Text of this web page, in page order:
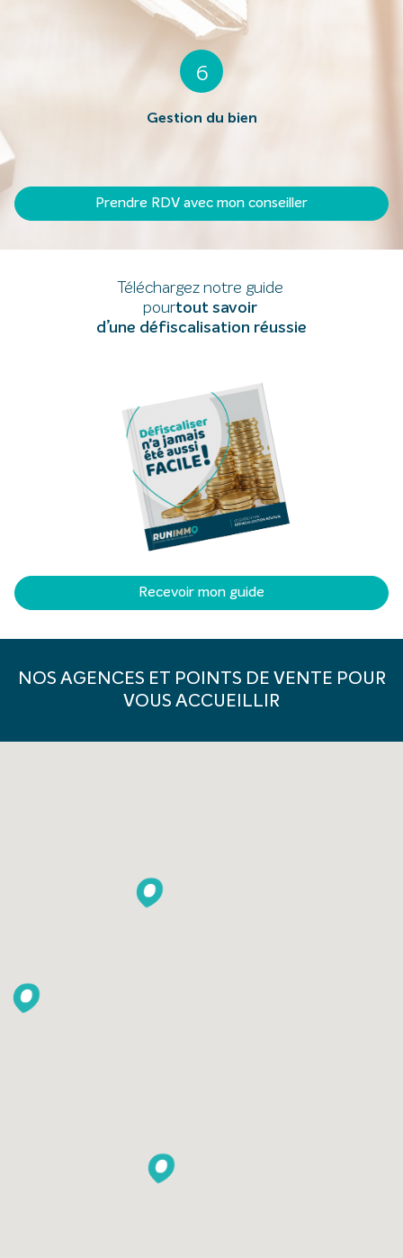
6
Gestion du bien
Prendre RDV avec mon conseiller
Téléchargez notre guide
pourtout savoir
d’une défiscalisation réussie
Recevoir mon guide
NOS AGENCES ET POINTS DE VENTE POUR
VOUS ACCUEILLIR